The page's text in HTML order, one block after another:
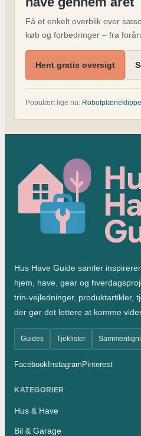
Få et enkelt overblik over
køb og forbedringer – fra
Hent gratis oversigt
Populært lige nu:
Hus Have Guide samler
hjem, have, gear og
trin-vejledninger, produktartikler,
der gør det lettere at komme
Guides Tjeklister
Facebook Instagram Pinterest
KATEGORIER
Hus & Have
Bil & Garage